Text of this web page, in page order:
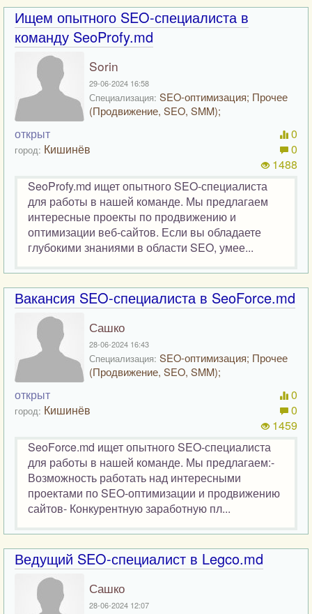
Ищем опытного SEO-специалиста в
команду SeoProfy.md
Sorin
29-06-2024 16:58
Специализация: SEO-оптимизация; Прочее
(Продвижение, SEO, SMM);
открыт
город: Кишинёв
0
0
1488
SeoProfy.md ищет опытного SEO-специалиста
для работы в нашей команде. Мы предлагаем
интересные проекты по продвижению и
оптимизации веб-сайтов. Если вы обладаете
глубокими знаниями в области SEO, умее...
Вакансия SEO-специалиста в SeoForce.md
Сашко
28-06-2024 16:43
Специализация: SEO-оптимизация; Прочее
(Продвижение, SEO, SMM);
открыт
город: Кишинёв
0
0
1459
SeoForce.md ищет опытного SEO-специалиста
для работы в нашей команде. Мы предлагаем:-
Возможность работать над интересными
проектами по SEO-оптимизации и продвижению
сайтов- Конкурентную заработную пл...
Ведущий SEO-специалист в Legco.md
Сашко
28-06-2024 12:07